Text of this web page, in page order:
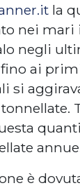
la
nei
negli
ai
si
è